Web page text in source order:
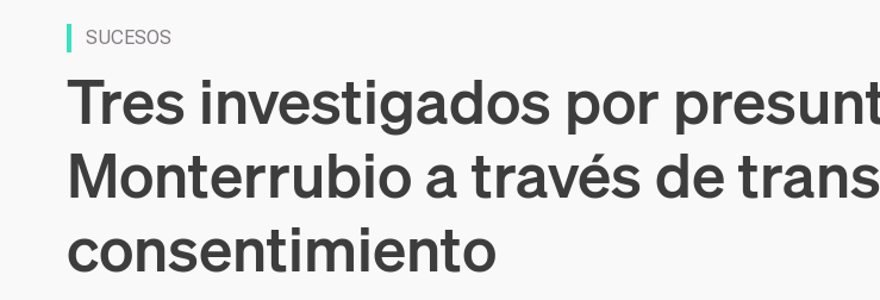
SUCESOS
Tres investigados por
Monterrubio a través de
consentimiento